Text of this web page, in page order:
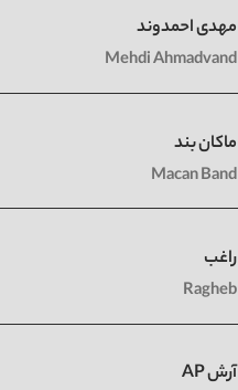
مهدی احمدوند
Mehdi Ahmadvand
ماکان بند
Macan Band
راغب
Ragheb
آرش AP